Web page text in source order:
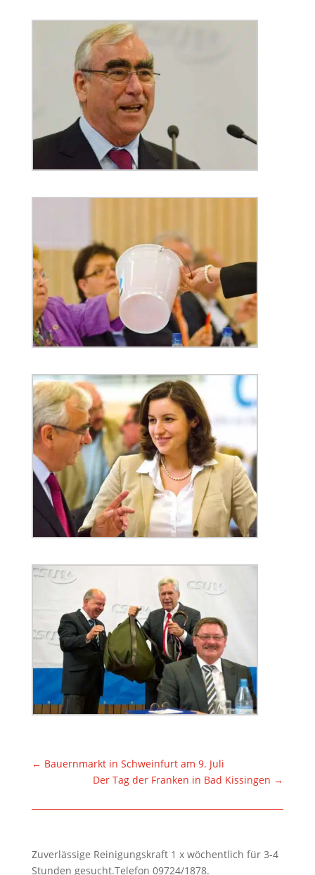
← Bauernmarkt in Schweinfurt am 9. Juli
Der Tag der Franken in Bad Kissingen →
Zuverlässige Reinigungskraft 1 x wöchentlich für 3-4
Stunden gesucht.Telefon 09724/1878.